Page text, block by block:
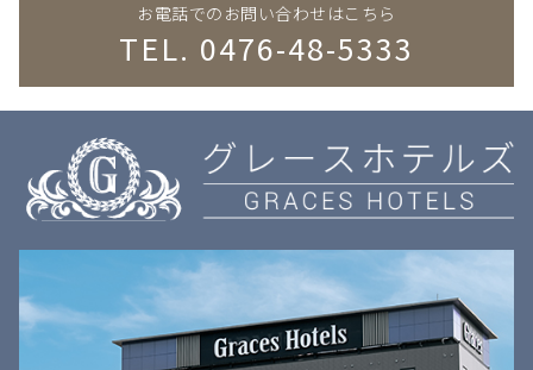
お電話でのお問い合わせはこちら
TEL. 0476-48-5333